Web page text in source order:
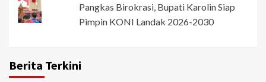
Pangkas Birokrasi, Bupati Karolin Siap
Pimpin KONI Landak 2026-2030
Berita Terkini